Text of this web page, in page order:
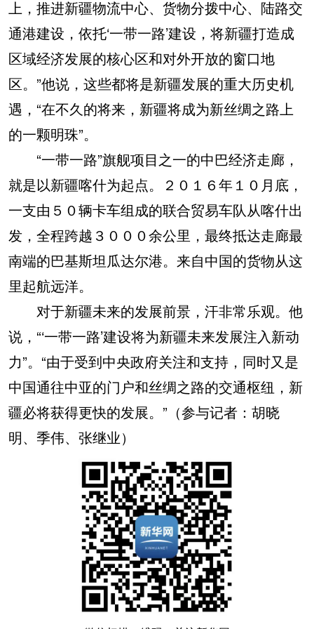
上，推进新疆物流中心、货物分拨中心、陆路交
通港建设，依托‘一带一路’建设，将新疆打造成
区域经济发展的核心区和对外开放的窗口地
区。”他说，这些都将是新疆发展的重大历史机
遇，“在不久的将来，新疆将成为新丝绸之路上
的一颗明珠”。
“一带一路”旗舰项目之一的中巴经济走廊，
就是以新疆喀什为起点。２０１６年１０月底，
一支由５０辆卡车组成的联合贸易车队从喀什出
发，全程跨越３０００余公里，最终抵达走廊最
南端的巴基斯坦瓜达尔港。来自中国的货物从这
里起航远洋。
对于新疆未来的发展前景，汗非常乐观。他
说，“‘一带一路’建设将为新疆未来发展注入新动
力”。“由于受到中央政府关注和支持，同时又是
中国通往中亚的门户和丝绸之路的交通枢纽，新
疆必将获得更快的发展。”（参与记者：胡晓
明、季伟、张继业）